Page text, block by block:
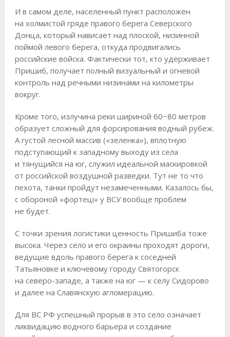
И в самом деле, населенный пункт расположен
на холмистой гряде правого берега Северского
Донца, который нависает над плоской, низинной
поймой левого берега, откуда продвигались
российские войска. Фактически тот, кто удерживает
Пришиб, получает полный визуальный и огневой
контроль над речными низинами на километры
вокруг.
Кроме того, излучина реки шириной 60−80 метров
образует сложный для форсирования водный рубеж.
А густой лесной массив («зеленка»), вплотную
подступающий к западному выходу из села
и тянущийся на юг, служил идеальной маскировкой
от российской воздушной разведки. Тут не то что
пехота, танки пройдут незамеченными. Казалось бы,
с обороной «фортецi» у ВСУ вообще проблем
не будет.
С точки зрения логистики ценность Пришиба тоже
высока. Через село и его окраины проходят дороги,
ведущие вдоль правого берега к соседней
Татьяновке и ключевому городу Святогорск
на северо-западе, а также на юг — к селу Сидорово
и далее на Славянскую агломерацию.
Для ВС РФ успешный прорыв в это село означает
ликвидацию водного барьера и создание